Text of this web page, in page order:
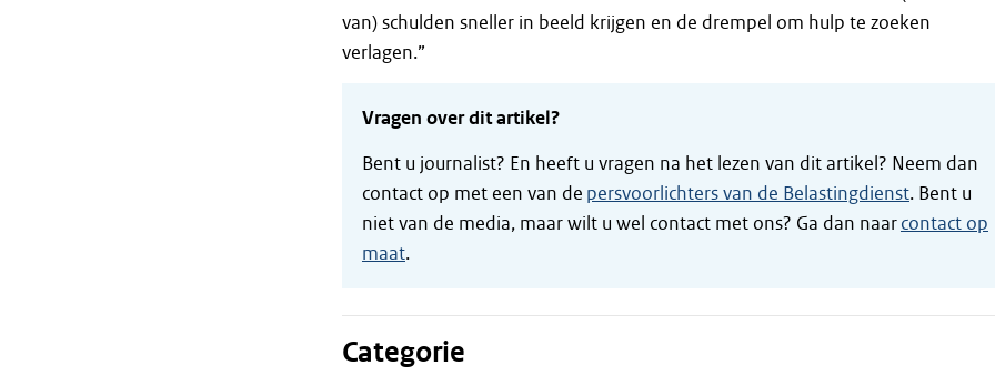
van) schulden sneller in beeld krijgen en de drempel om hulp te zoeken
verlagen.”
Vragen over dit artikel?
Bent u journalist? En heeft u vragen na het lezen van dit artikel? Neem dan
contact op met een van de persvoorlichters van de Belastingdienst. Bent u
niet van de media, maar wilt u wel contact met ons? Ga dan naarcontact op
maat.
Categorie